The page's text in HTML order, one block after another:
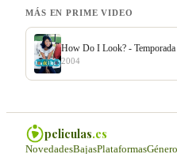
MÁS EN PRIME VIDEO
How Do I Look? - Temporada
2004
peliculas.es
NovedadesBajasPlataformas